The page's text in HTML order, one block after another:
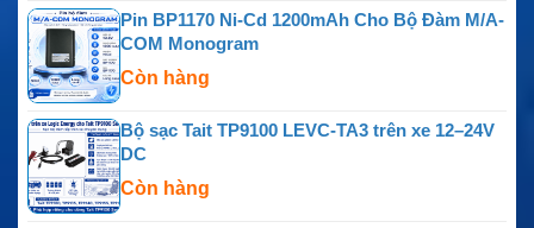
Pin BP1170 Ni-Cd 1200mAh Cho Bộ Đàm M/A-
COM Monogram
Còn hàng
Bộ sạc Tait TP9100 LEVC-TA3 trên xe 12–24V
DC
Còn hàng